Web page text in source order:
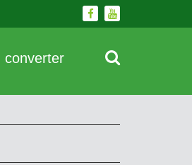
converter